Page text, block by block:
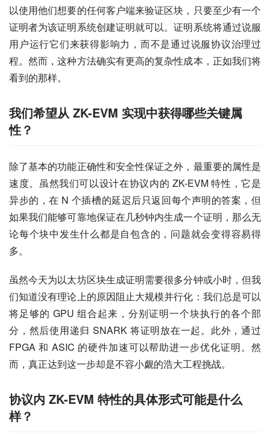
以使用他们想要的任何客户端来验证区块，只要至少有一个
证明者为该证明系统创建证明就可以。证明系统将通过说服
用户运行它们来获得影响力，而不是通过说服协议治理过
程。然而，这种方法确实有更高的复杂性成本，正如我们将
看到的那样。
我们希望从 ZK-EVM 实现中获得哪些关键属
性？
除了基本的功能正确性和安全性保证之外，最重要的属性是
速度。虽然我们可以设计在协议内的 ZK-EVM 特性，它是
异步的，在 N 个插槽的延迟后只返回每个声明的答案，但
如果我们能够可靠地保证在几秒钟内生成一个证明，那么无
论每个块中发生什么都是自包含的，问题就会变得容易得
多。
虽然今天为以太坊区块生成证明需要很多分钟或小时，但我
们知道没有理论上的原因阻止大规模并行化：我们总是可以
将足够的 GPU 组合起来，分别证明一个块执行的各个部
分，然后使用递归 SNARK 将证明放在一起。此外，通过
FPGA 和 ASIC 的硬件加速可以帮助进一步优化证明。然
而，真正达到这一步却是不容小觑的浩大工程挑战。
协议内 ZK-EVM 特性的具体形式可能是什么
样？